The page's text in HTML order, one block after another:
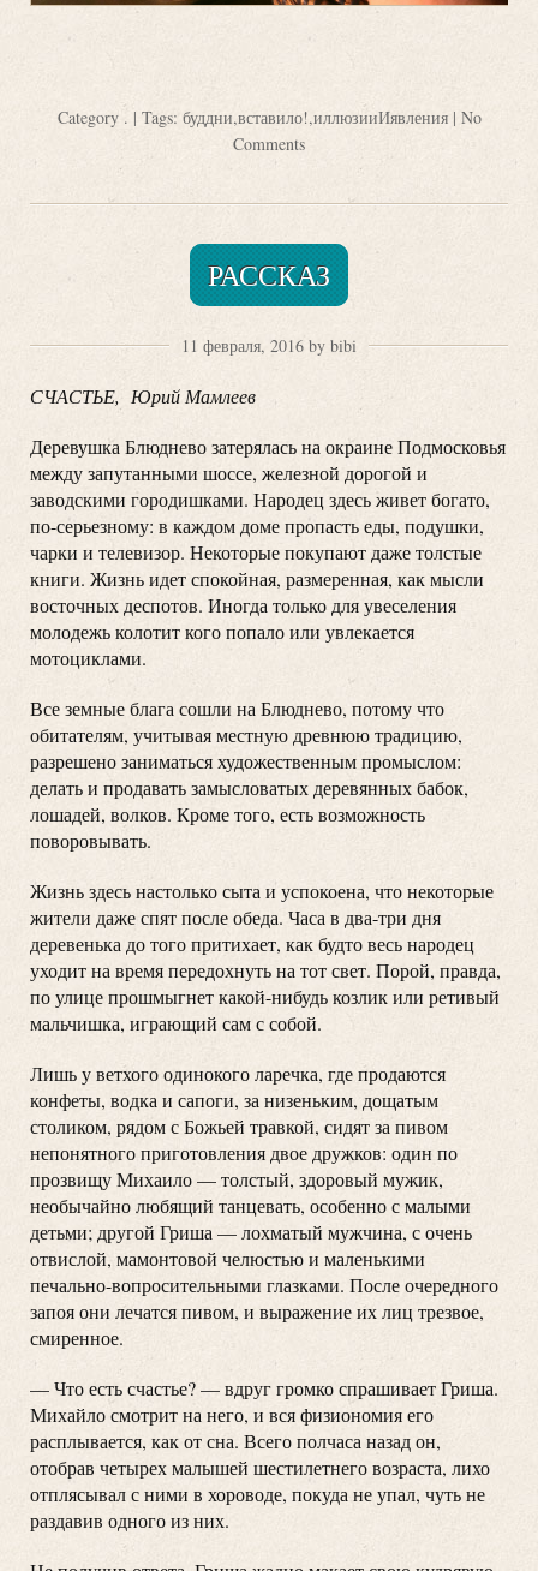
Category . | Tags: буддни,вставило!,иллюзииИявления| No
Comments
РАССКАЗ
11 февраля, 2016 by bibi
СЧАСТЬЕ, Юрий Мамлеев
Деревушка Блюднево затерялась на окраине Подмосковья
между запутанными шоссе, железной дорогой и
заводскими городишками. Народец здесь живет богато,
по-серьезному: в каждом доме пропасть еды, подушки,
чарки и телевизор. Некоторые покупают даже толстые
книги. Жизнь идет спокойная, размеренная, как мысли
восточных деспотов. Иногда только для увеселения
молодежь колотит кого попало или увлекается
мотоциклами.
Все земные блага сошли на Блюднево, потому что
обитателям, учитывая местную древнюю традицию,
разрешено заниматься художественным промыслом:
делать и продавать замысловатых деревянных бабок,
лошадей, волков. Кроме того, есть возможность
поворовывать.
Жизнь здесь настолько сыта и успокоена, что некоторые
жители даже спят после обеда. Часа в два-три дня
деревенька до того притихает, как будто весь народец
уходит на время передохнуть на тот свет. Порой, правда,
по улице прошмыгнет какой-нибудь козлик или ретивый
мальчишка, играющий сам с собой.
Лишь у ветхого одинокого ларечка, где продаются
конфеты, водка и сапоги, за низеньким, дощатым
столиком, рядом с Божьей травкой, сидят за пивом
непонятного приготовления двое дружков: один по
прозвищу Михаило — толстый, здоровый мужик,
необычайно любящий танцевать, особенно с малыми
детьми; другой Гриша — лохматый мужчина, с очень
отвислой, мамонтовой челюстью и маленькими
печально-вопросительными глазками. После очередного
запоя они лечатся пивом, и выражение их лиц трезвое,
смиренное.
— Что есть счастье? — вдруг громко спрашивает Гриша.
Михайло смотрит на него, и вся физиономия его
расплывается, как от сна. Всего полчаса назад он,
отобрав четырех малышей шестилетнего возраста, лихо
отплясывал с ними в хороводе, покуда не упал, чуть не
раздавив одного из них.